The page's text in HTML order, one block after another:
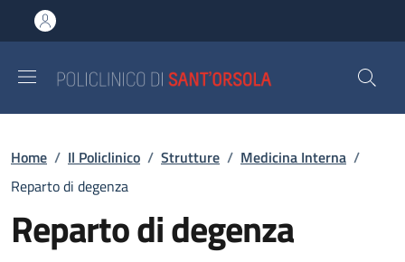
al contenuto principale
to footer content
Briciole di pane
Home / Il Policlinico / Strutture / Medicina Interna /
Reparto di degenza
Reparto di degenza